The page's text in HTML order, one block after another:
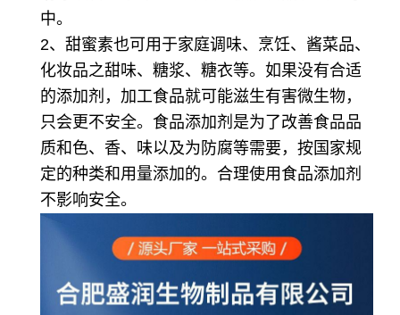
中。
2、甜蜜素也可用于家庭调味、烹饪、酱菜品、
化妆品之甜味、糖浆、糖衣等。如果没有合适
的添加剂，加工食品就可能滋生有害微生物，
只会更不安全。食品添加剂是为了改善食品品
质和色、香、味以及为防腐等需要，按国家规
定的种类和用量添加的。合理使用食品添加剂
不影响安全。